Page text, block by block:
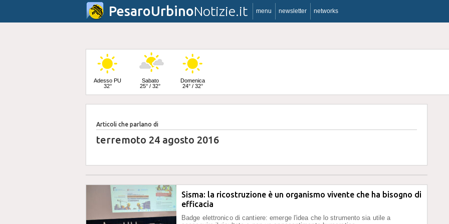
PesaroUrbinoNotizie.it menu newsletter networks
Adesso PU
32°
Sabato
25° / 32°
Domenica
24° / 32°
Lunedì
23° / 33°
Articoli che parlano di
terremoto 24 agosto 2016
Sisma: la ricostruzione è un organismo vivente che ha bisogno di
efficacia
Badge elettronico di cantiere: emerge l'idea che lo strumento sia utile a